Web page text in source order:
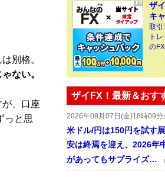
別格。
ない。
、口座
っと思
ザ
キ
取引
ト
のFX
ザイFX！最新＆おす
2026年08月07日(金)18時09分
米ドル/円は150円を試す
安は終焉を迎え、2026年
があってもサプライズ…